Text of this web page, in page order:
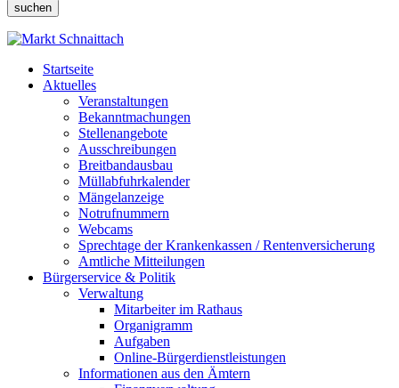
suchen
Startseite
Aktuelles
Veranstaltungen
Bekanntmachungen
Stellenangebote
Ausschreibungen
Breitbandausbau
Müllabfuhrkalender
Mängelanzeige
Notrufnummern
Webcams
Sprechtage der Krankenkassen / Rentenversicherung
Amtliche Mitteilungen
Bürgerservice & Politik
Verwaltung
Mitarbeiter im Rathaus
Organigramm
Aufgaben
Online-Bürgerdienstleistungen
Informationen aus den Ämtern